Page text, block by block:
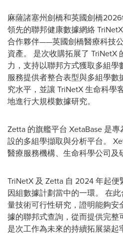
麻薩諸塞州劍橋和英國劍橋2026
領先的聯邦健康數據網絡
合作夥伴——英國劍橋醫療科技
資產。 是次收購拓展了 TriNetX
力，支持以聯邦方式獲取多組學
服務提供者整合表型與多組學
究水平，並讓 TriNetX 生命科學
地進行大規模數據研究。
Zetta 的旗艦平台 XetaBase 是
設的多組學擷取與分析平台。
醫療服務機構、生命科學公司及
TriNetX 及 Zetta 自 2024 年起
因組數據計劃當中的一環。 在
量技術可行性研究，證明能夠
據的聯邦式查詢，從而提供完整
是次工作為未來的持續拓展築起